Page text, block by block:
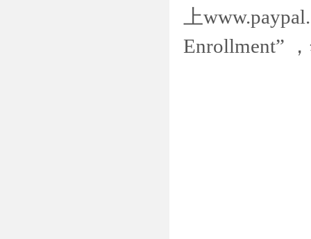
上
Enrollment”